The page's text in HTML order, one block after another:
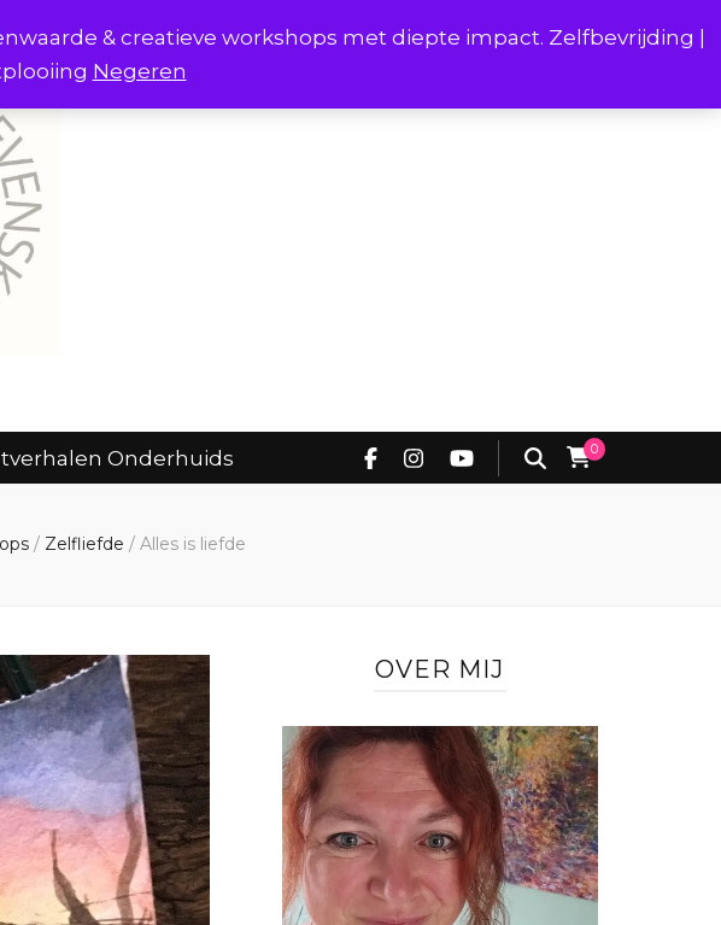
& creatieve workshops met diepte impact. Zelfbevrijding |
Negeren
Onderhuids 0
Kalender Project Borstverhalen Onderhuids
/ Zelfliefde / Alles is liefde
OVER MIJ